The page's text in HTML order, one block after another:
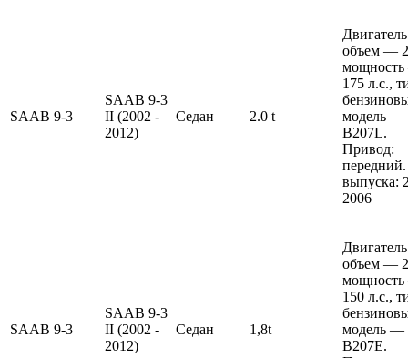
SAAB 9-3
SAAB 9-3
II (2002 -
2012)
Седан 2.0 t
объем —
175 л.с.,
модель —
B207L.
Привод:
выпуска:
2006
SAAB 9-3
SAAB 9-3
II (2002 -
2012)
Седан 1,8t
объем —
150 л.с.,
модель —
B207E.